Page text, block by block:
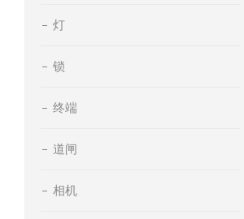
灯
锁
终端
道闸
相机